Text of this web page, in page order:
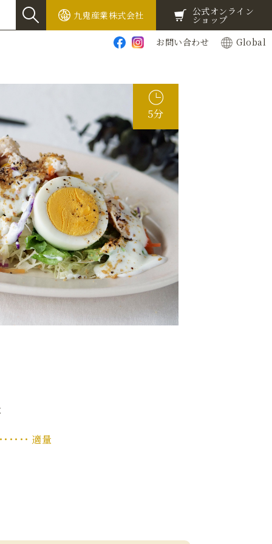
九鬼産業株式会社 公式オンライン
ショップ
お問い合わせ Global
5分
････ 適量